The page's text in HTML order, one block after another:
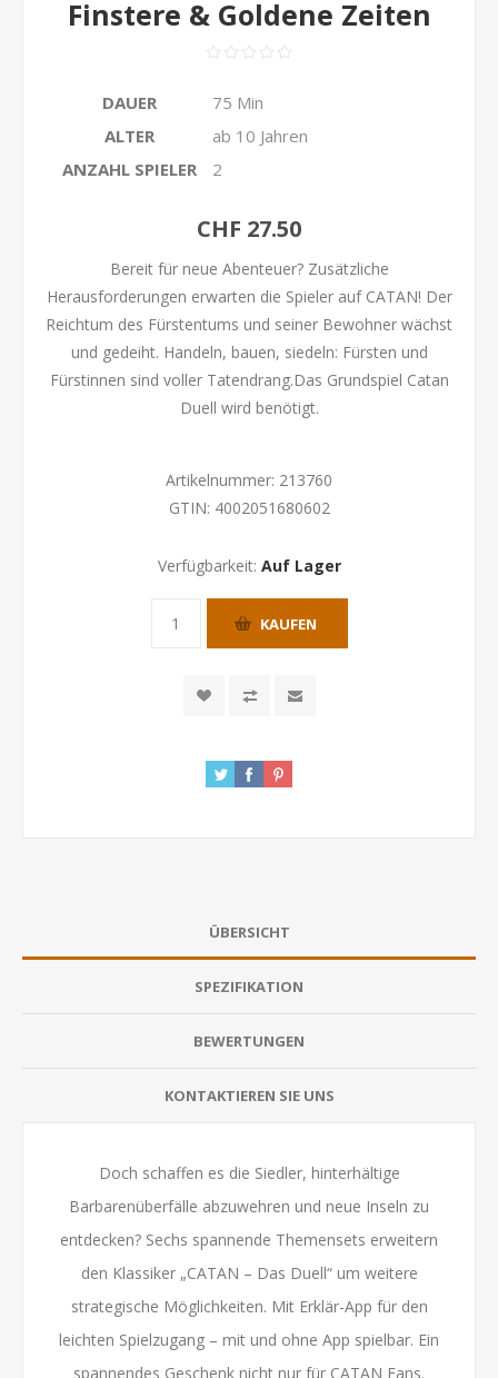
Finstere & Goldene Zeiten
DAUER
75 Min
ALTER
ab 10 Jahren
ANZAHL SPIELER
2
CHF 27.50
Bereit für neue Abenteuer? Zusätzliche
Herausforderungen erwarten die Spieler auf CATAN! Der
Reichtum des Fürstentums und seiner Bewohner wächst
und gedeiht. Handeln, bauen, siedeln: Fürsten und
Fürstinnen sind voller Tatendrang.Das Grundspiel Catan
Duell wird benötigt.
Artikelnummer: 213760
GTIN: 4002051680602
Verfügbarkeit: Auf Lager
KAUFEN
ÜBERSICHT
SPEZIFIKATION
BEWERTUNGEN
KONTAKTIEREN SIE UNS
Doch schaffen es die Siedler, hinterhältige
Barbarenüberfälle abzuwehren und neue Inseln zu
entdecken? Sechs spannende Themensets erweitern
den Klassiker „CATAN – Das Duell“ um weitere
strategische Möglichkeiten. Mit Erklär-App für den
leichten Spielzugang – mit und ohne App spielbar. Ein
spannendes Geschenk nicht nur für CATAN Fans.